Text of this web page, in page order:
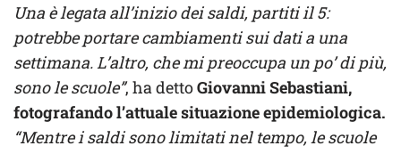
Una è legata all’inizio dei saldi, partiti il 5:
potrebbe portare cambiamenti sui dati a una
settimana. L’altro, che mi preoccupa un po’ di più,
sono le scuole”, ha dettoGiovanni Sebastiani,
fotografando l’attuale situazione epidemiologica.
“Mentre i saldi sono limitati nel tempo, le scuole